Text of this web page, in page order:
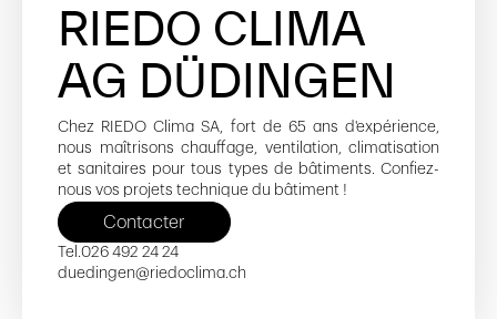
RIEDO CLIMA
AG DÜDINGEN
Chez RIEDO Clima SA, fort de 65 ans d'expérience,
nous maîtrisons chauffage, ventilation, climatisation
et sanitaires pour tous types de bâtiments. Confiez-
nous vos projets technique du bâtiment !
Contacter
Tel.026 492 24 24
duedingen@riedoclima.ch